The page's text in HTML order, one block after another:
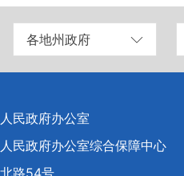
各地州政府
民政府办公室
民政府办公室综合保障中心
路54号